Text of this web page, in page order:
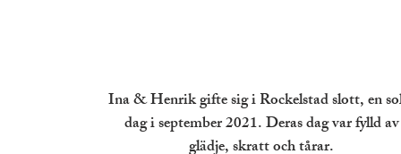
Ina & Henrik gifte sig i Rockelstad slott, en
dag i september 2021. Deras dag var fylld av
glädje, skratt och tårar.